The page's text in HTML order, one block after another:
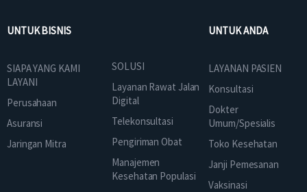
UNTUK BISNIS
SIAPA YANG KAMI
LAYANI
Perusahaan
Asuransi
Jaringan Mitra
SOLUSI
Layanan Rawat Jalan
Digital
Telekonsultasi
Pengiriman Obat
Manajemen
Kesehatan Populasi
UNTUK ANDA
LAYANAN PASIEN
Konsultasi
Dokter
Umum/Spesialis
Toko Kesehatan
Janji Pemesanan
Vaksinasi